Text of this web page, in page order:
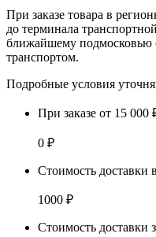
При заказе товара в
до терминала
ближайшему подмосковью
транспортом.
Подробные условия
При заказе от 15 000
0 ₽
Стоимость
1000 ₽
Стоимость